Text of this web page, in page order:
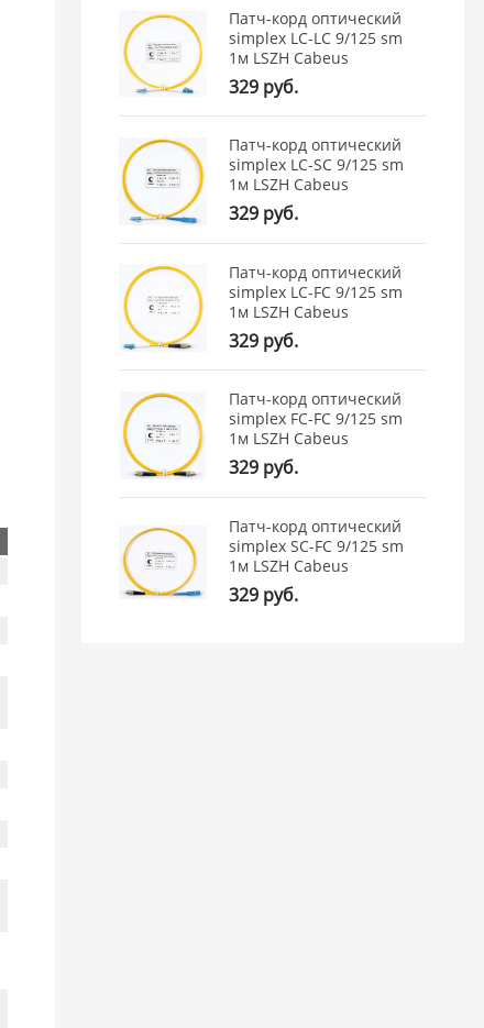
Патч-корд оптический
simplex LC-LC 9/125 sm
1м LSZH Cabeus
329 руб.
Патч-корд оптический
simplex LC-SC 9/125 sm
1м LSZH Cabeus
329 руб.
Патч-корд оптический
simplex LC-FC 9/125 sm
1м LSZH Cabeus
329 руб.
Патч-корд оптический
simplex FC-FC 9/125 sm
1м LSZH Cabeus
329 руб.
Патч-корд оптический
simplex SC-FC 9/125 sm
1м LSZH Cabeus
329 руб.